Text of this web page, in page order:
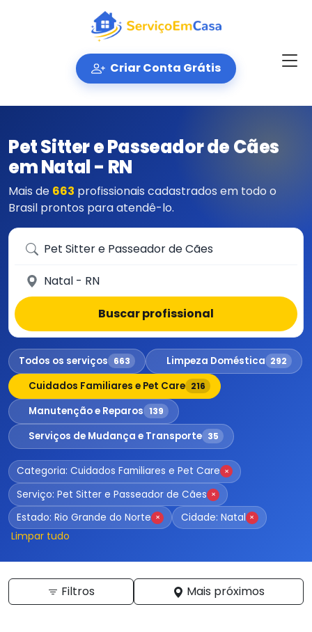
Criar Conta Grátis
Pet Sitter e Passeador de Cães
em Natal - RN
Mais de 663 profissionais cadastrados em todo o
Brasil prontos para atendê-lo.
Que serviço você precisa?
Em qual cidade?
Buscar profissional
Todos os serviços 663 Limpeza Doméstica 292
Cuidados Familiares e Pet Care 216
Manutenção e Reparos 139
Serviços de Mudança e Transporte 35
Categoria: Cuidados Familiares e Pet Care ×
Serviço: Pet Sitter e Passeador de Cães ×
Estado: Rio Grande do Norte × Cidade: Natal ×
Limpar tudo
Filtros Mais próximos